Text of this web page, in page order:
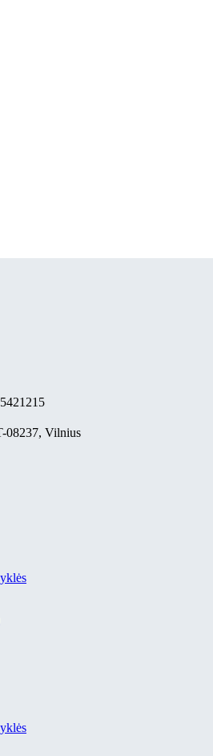
08237, Vilnius